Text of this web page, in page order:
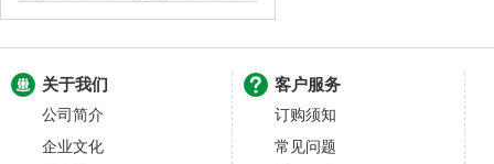
关于我们
公司简介
企业文化
客户服务
订购须知
常见问题